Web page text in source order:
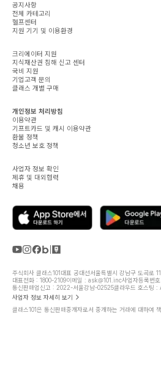
공지사항
전체 카테고리
헬프센터
지원 기기 및 이용환경
크리에이터 지원
지식재산권 침해 신고 센터
국비 지원
기업고객 문의
클래스 개별 구매
개인정보 처리방침
이용약관
기프트카드 및 캐시 이용약관
환불 정책
청소년 보호 정책
사업자 정보 확인
제휴 및 대외협력
채용
주식회사 클래스101대표 공대선서울특별시 강남구 도곡로
대표전화 : 1800-2109이메일 : ask@101.inc사업자등록번
통신판매업신고 : 2022-서울강남-02525클라우드 호스팅
사업자 정보 자세히 보기
클래스101은 통신판매중개자로서 중개하는 거래에 대하여